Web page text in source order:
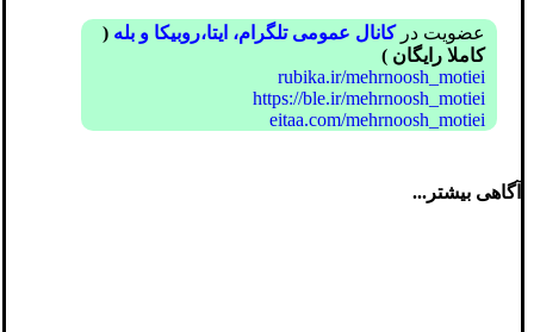
عضویت در کانال عمومی تلگرام، ایتا،روبیکا و بله (
کاملا رایگان )
rubika.ir/mehrnoosh_motiei
https://ble.ir/mehrnoosh_motiei
eitaa.com/mehrnoosh_motiei
آگاهی بیشتر...